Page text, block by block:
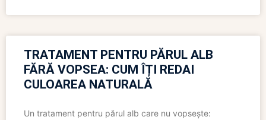
TRATAMENT PENTRU PĂRUL ALB
FĂRĂ VOPSEA: CUM ÎȚI REDAI
CULOAREA NATURALĂ
Un tratament pentru părul alb care nu vopsește: